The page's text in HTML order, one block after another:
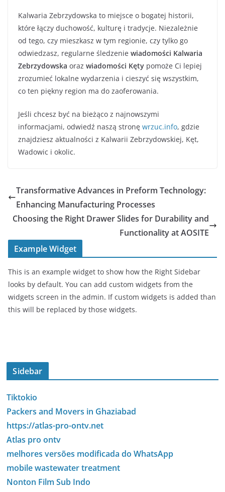
Kalwaria Zebrzydowska to miejsce o bogatej historii,
które łączy duchowość, kulturę i tradycje. Niezależnie
od tego, czy mieszkasz w tym regionie, czy tylko go
odwiedzasz, regularne śledzenie wiadomości Kalwaria
Zebrzydowska oraz wiadomości Kęty pomoże Ci lepiej
zrozumieć lokalne wydarzenia i cieszyć się wszystkim,
co ten piękny region ma do zaoferowania.
Jeśli chcesz być na bieżąco z najnowszymi
informacjami, odwiedź naszą stronę wrzuc.info, gdzie
znajdziesz aktualności z Kalwarii Zebrzydowskiej, Kęt,
Wadowic i okolic.
Transformative Advances in Preform Technology:
Enhancing Manufacturing Processes
Choosing the Right Drawer Slides for Durability and
Functionality at AOSITE
Example Widget
This is an example widget to show how the Right Sidebar
looks by default. You can add custom widgets from the
widgets screen in the admin. If custom widgets is added than
this will be replaced by those widgets.
Sidebar
Tiktokio
Packers and Movers in Ghaziabad
https://atlas-pro-ontv.net
Atlas pro ontv
melhores versões modificada do WhatsApp
mobile wastewater treatment
Nonton Film Sub Indo